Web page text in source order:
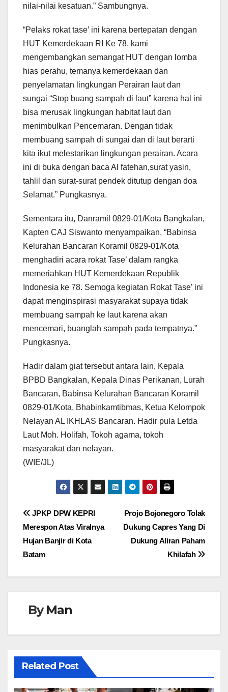
nilai-nilai kesatuan.” Sambungnya.
“Pelaks rokat tase’ ini karena bertepatan dengan
HUT Kemerdekaan RI Ke 78, kami
mengembangkan semangat HUT dengan lomba
hias perahu, temanya kemerdekaan dan
penyelamatan lingkungan Perairan laut dan
sungai “Stop buang sampah di laut” karena hal ini
bisa merusak lingkungan habitat laut dan
menimbulkan Pencemaran. Dengan tidak
membuang sampah di sungai dan di laut berarti
kita ikut melestarikan lingkungan perairan. Acara
ini di buka dengan baca Al fatehan,surat yasin,
tahlil dan surat-surat pendek ditutup dengan doa
Selamat.” Pungkasnya.
Sementara itu, Danramil 0829-01/Kota Bangkalan,
Kapten CAJ Siswanto menyampaikan, “Babinsa
Kelurahan Bancaran Koramil 0829-01/Kota
menghadiri acara rokat Tase’ dalam rangka
memeriahkan HUT Kemerdekaan Republik
Indonesia ke 78. Semoga kegiatan Rokat Tase’ ini
dapat menginspirasi masyarakat supaya tidak
membuang sampah ke laut karena akan
mencemari, buanglah sampah pada tempatnya.”
Pungkasnya.
Hadir dalam giat tersebut antara lain, Kepala
BPBD Bangkalan, Kepala Dinas Perikanan, Lurah
Bancaran, Babinsa Kelurahan Bancaran Koramil
0829-01/Kota, Bhabinkamtibmas, Ketua Kelompok
Nelayan AL IKHLAS Bancaran. Hadir pula Letda
Laut Moh. Holifah, Tokoh agama, tokoh
masyarakat dan nelayan.
(WIE/JL)
Navigasi
pos
Projo Bojonegoro Tolak
Dukung Capres Yang Di
Dukung Aliran Paham
Khilafah
JPKP DPW KEPRI
Merespon Atas Viralnya
Hujan Banjir di Kota
Batam
ByMan
Related Post